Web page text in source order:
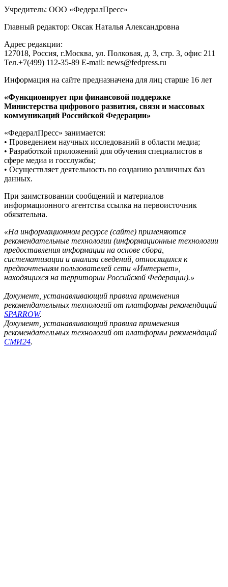
Учредитель: ООО «ФедералПресс»
Главный редактор: Оксак Наталья Александровна
Адрес редакции:
127018, Россия, г.Москва, ул. Полковая, д. 3, стр. 3, офис 211
Тел.+7(499) 112-35-89 E-mail: news@fedpress.ru
Информация на сайте предназначена для лиц старше 16 лет
«Функционирует при финансовой поддержке
Министерства цифрового развития, связи и массовых
коммуникаций Российской Федерации»
«ФедералПресс» занимается:
• Проведением научных исследований в области медиа;
• Разработкой приложений для обучения специалистов в
сфере медиа и госслужбы;
• Осуществляет деятельность по созданию различных баз
данных.
При заимствовании сообщений и материалов
информационного агентства ссылка на первоисточник
обязательна.
«На информационном ресурсе (сайте) применяются
рекомендательные технологии (информационные технологии
предоставления информации на основе сбора,
систематизации и анализа сведений, относящихся к
предпочтениям пользователей сети «Интернет»,
находящихся на территории Российской Федерации).»
Документ, устанавливающий правила применения
рекомендательных технологий от платформы рекомендаций
SPARROW.
Документ, устанавливающий правила применения
рекомендательных технологий от платформы рекомендаций
СМИ24.